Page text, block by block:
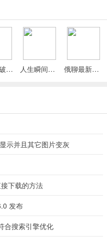
体
大师应用到创世神游戏当中。
中的悬浮窗按钮（大师应用图
不死，穿墙等一系列效果。即
加怪物到你所建造的世界中并
，殭尸，终界使者，豹猫，地
新的所有怪物。同时，你也可
朋友一同玩耍。
迅雷vip破解版永久会员2024版 人生瞬间最新手机版 俄聊最新手机版
示并且其它图片变灰
下载的方法
发布
合搜索引擎优化